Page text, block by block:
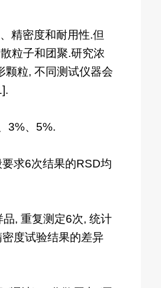
精密度和耐用性.但
粒子和团聚.研究浓
颗粒, 不同测试仪器会
3%、5%.
求6次结果的RSD均
, 重复测定6次, 统计
度试验结果的差异